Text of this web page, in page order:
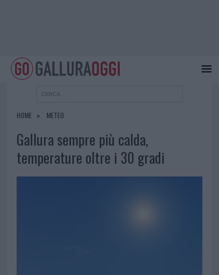
HOME METEO
Gallura sempre più calda,
temperature oltre i 30 gradi